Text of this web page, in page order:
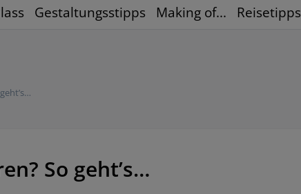
Gestaltungsstipps Making of... Reisetipps
So geht’s…